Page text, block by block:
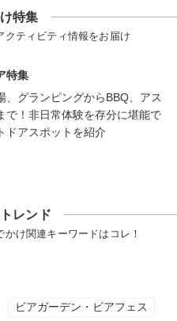
特集
クティビティ情報をお届け
特集
、グランピングからBBQ、アス
で！非日常体験を存分に堪能で
ドアスポットを紹介
レンド
け関連キーワードはコレ！
ビアガーデン・ビアフェス